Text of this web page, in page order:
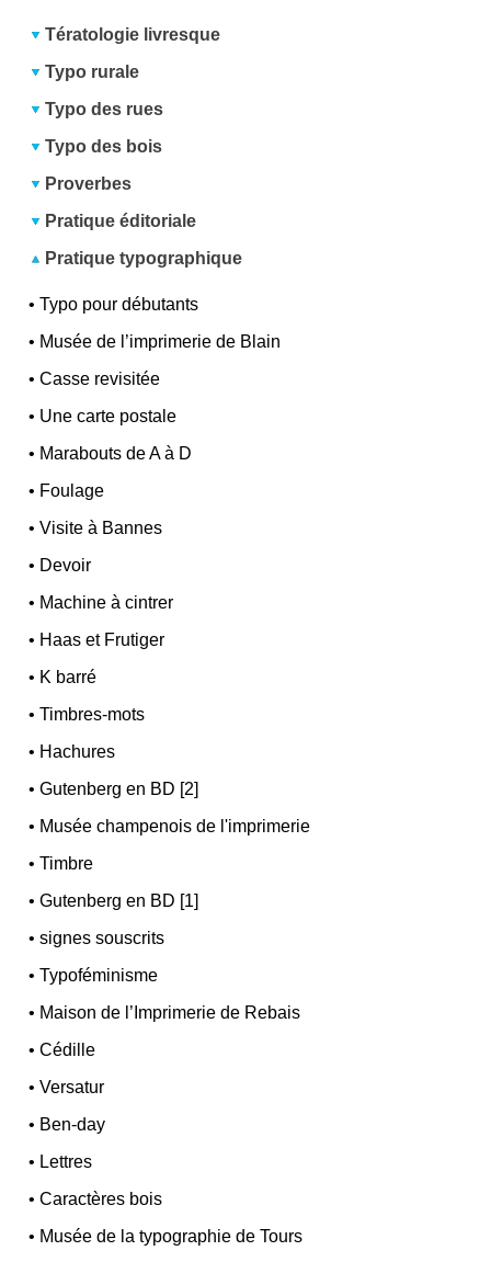
Tératologie livresque
Typo rurale
Typo des rues
Typo des bois
Proverbes
Pratique éditoriale
Pratique typographique
•Typo pour débutants
• Musée de l’imprimerie de Blain
•Casse revisitée
• Une carte postale
• Marabouts de A à D
• Foulage
•Visite à Bannes
• Devoir
• Machine à cintrer
• Haas et Frutiger
• K barré
•Timbres-mots
• Hachures
•Gutenberg en BD [2]
• Musée champenois de l'imprimerie
•Timbre
•Gutenberg en BD [1]
•signes souscrits
•Typoféminisme
• Maison de l’Imprimerie de Rebais
•Cédille
•Versatur
• Ben-day
• Lettres
•Caractères bois
• Musée de la typographie de Tours